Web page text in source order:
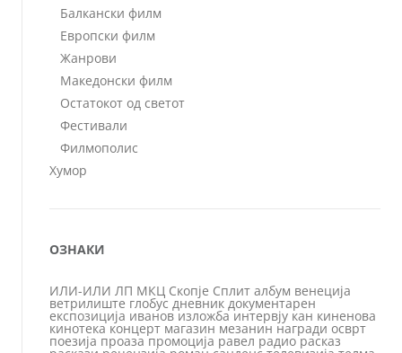
Балкански филм
Европски филм
Жанрови
Македонски филм
Остатокот од светот
Фестивали
Филмополис
Хумор
ОЗНАКИ
ИЛИ-ИЛИ ЛП МКЦ Скопје Сплит албум венеција
ветрилиште глобус дневник документарен
експозиција иванов изложба интервју кан киненова
кинотека концерт магазин мезанин награди осврт
поезија проаза промоција равел радио расказ